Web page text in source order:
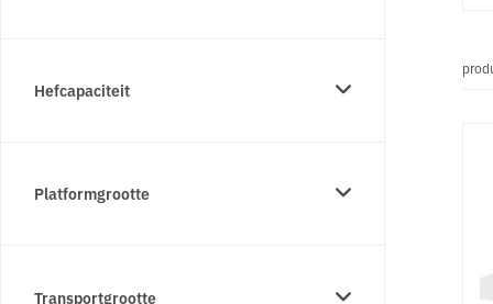
Hefcapaciteit
Platformgrootte
Transportgrootte